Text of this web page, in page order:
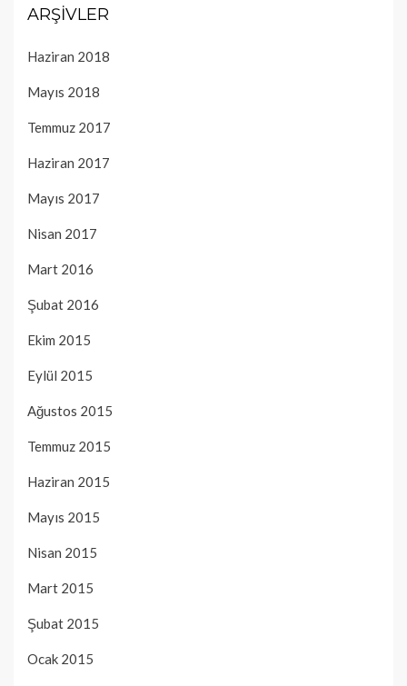
ARŞIVLER
Haziran 2018
Mayıs 2018
Temmuz 2017
Haziran 2017
Mayıs 2017
Nisan 2017
Mart 2016
Şubat 2016
Ekim 2015
Eylül 2015
Ağustos 2015
Temmuz 2015
Haziran 2015
Mayıs 2015
Nisan 2015
Mart 2015
Şubat 2015
Ocak 2015